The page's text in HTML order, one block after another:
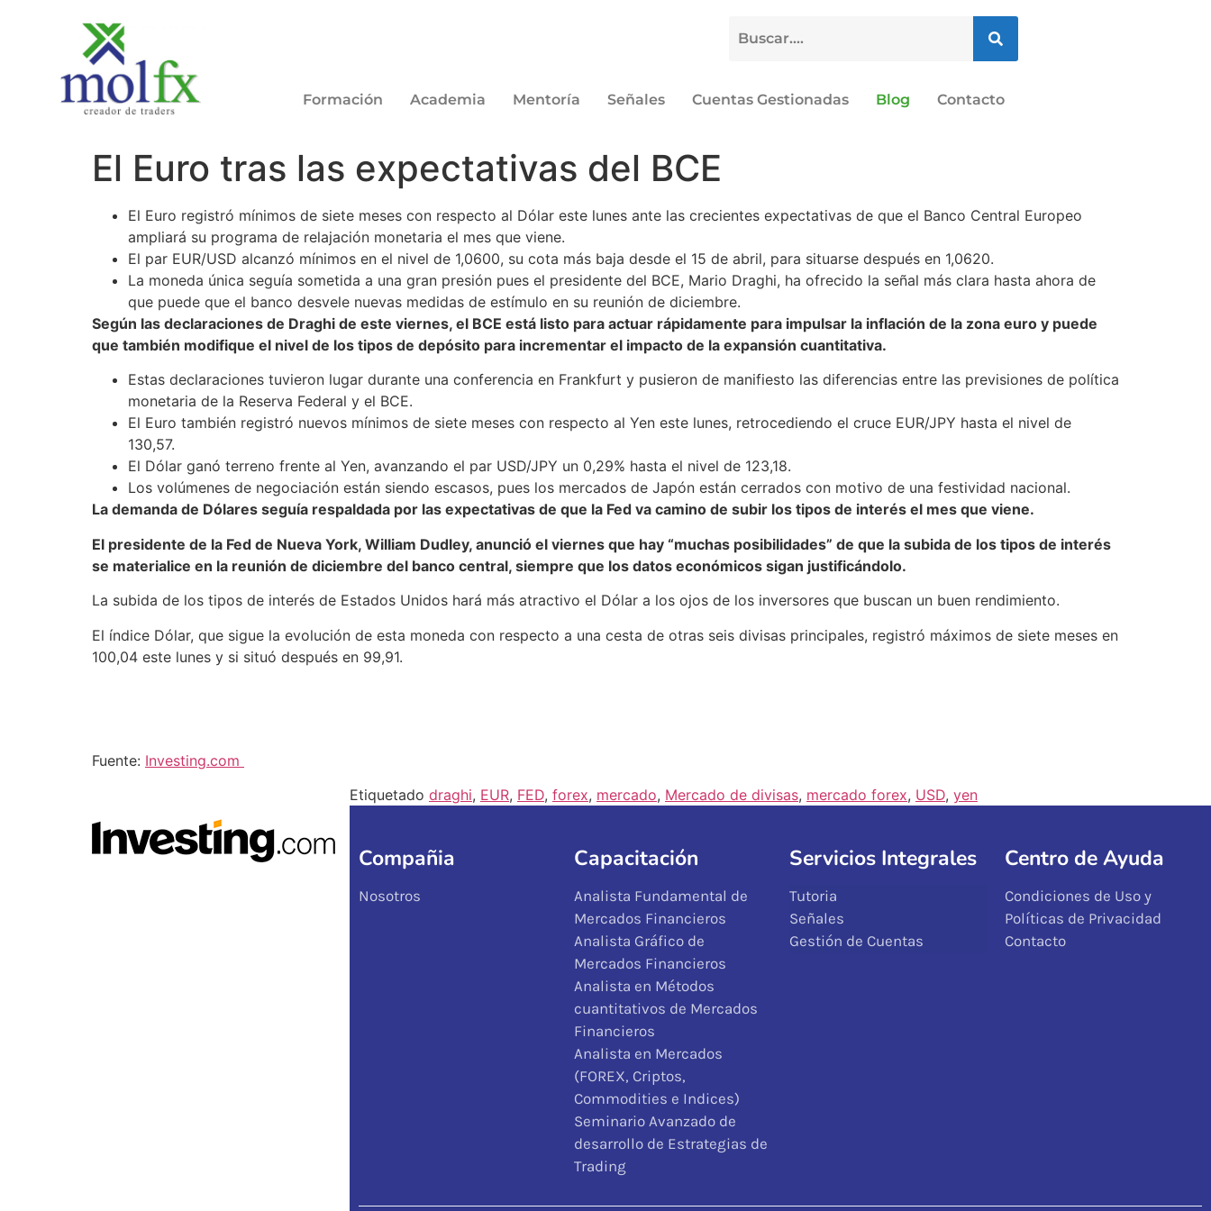
Formación Academia Mentoría Señales Cuentas Gestionadas Blog Contacto
El Euro tras las expectativas del BCE
El Euro registró mínimos de siete meses con respecto al Dólar este lunes ante las crecientes expectativas de que el Banco Central Europeo
ampliará su programa de relajación monetaria el mes que viene.
El par EUR/USD alcanzó mínimos en el nivel de 1,0600, su cota más baja desde el 15 de abril, para situarse después en 1,0620.
La moneda única seguía sometida a una gran presión pues el presidente del BCE, Mario Draghi, ha ofrecido la señal más clara hasta ahora de
que puede que el banco desvele nuevas medidas de estímulo en su reunión de diciembre.
Según las declaraciones de Draghi de este viernes, el BCE está listo para actuar rápidamente para impulsar la inflación de la zona euro y puede
que también modifique el nivel de los tipos de depósito para incrementar el impacto de la expansión cuantitativa.
Estas declaraciones tuvieron lugar durante una conferencia en Frankfurt y pusieron de manifiesto las diferencias entre las previsiones de política
monetaria de la Reserva Federal y el BCE.
El Euro también registró nuevos mínimos de siete meses con respecto al Yen este lunes, retrocediendo el cruce EUR/JPY hasta el nivel de
130,57.
El Dólar ganó terreno frente al Yen, avanzando el par USD/JPY un 0,29% hasta el nivel de 123,18.
Los volúmenes de negociación están siendo escasos, pues los mercados de Japón están cerrados con motivo de una festividad nacional.
La demanda de Dólares seguía respaldada por las expectativas de que la Fed va camino de subir los tipos de interés el mes que viene.
El presidente de la Fed de Nueva York, William Dudley, anunció el viernes que hay “muchas posibilidades” de que la subida de los tipos de interés
se materialice en la reunión de diciembre del banco central, siempre que los datos económicos sigan justificándolo.
La subida de los tipos de interés de Estados Unidos hará más atractivo el Dólar a los ojos de los inversores que buscan un buen rendimiento.
El índice Dólar, que sigue la evolución de esta moneda con respecto a una cesta de otras seis divisas principales, registró máximos de siete meses en
100,04 este lunes y si situó después en 99,91.
Fuente: Investing.com
Etiquetado draghi, EUR, FED, forex, mercado, Mercado de divisas, mercado forex, USD, yen
Compañia
Nosotros
Capacitación
Analista Fundamental de
Mercados Financieros
Analista Gráfico de
Mercados Financieros
Analista en Métodos
cuantitativos de Mercados
Financieros
Analista en Mercados
(FOREX, Criptos,
Commodities e Indices)
Seminario Avanzado de
desarrollo de Estrategias de
Trading
Servicios Integrales
Tutoria
Señales
Gestión de Cuentas
Centro de Ayuda
Condiciones de Uso y
Políticas de Privacidad
Contacto